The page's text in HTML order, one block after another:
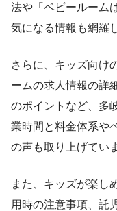
法や「ベビールーム
気になる情報も網羅
さらに、キッズ向け
ームの求人情報の詳
のポイントなど、多
業時間と料金体系や
の声も取り上げてい
また、キッズが楽し
用時の注意事項、託